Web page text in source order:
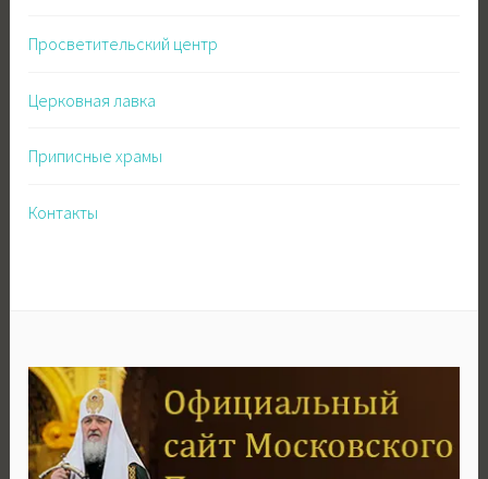
Просветительский центр
Церковная лавка
Приписные храмы
Контакты